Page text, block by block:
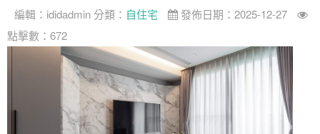
編輯： ididadmin 分類： 自住宅
發佈日期：2025-12-27
點擊數：672